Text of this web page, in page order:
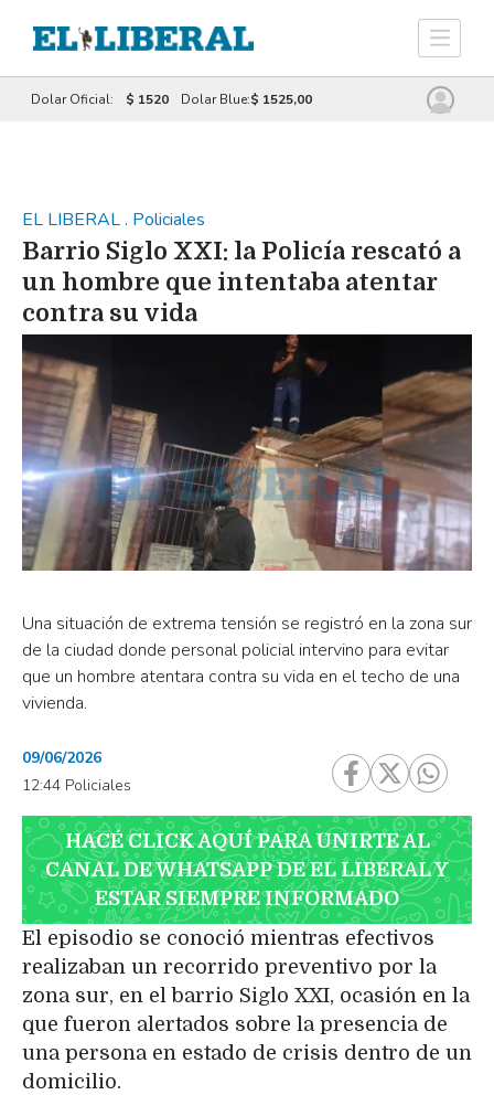
Dolar Oficial: $ 1520 Dolar Blue:$ 1525,00
EL LIBERAL. Policiales
Barrio Siglo XXI: la Policía rescató a
un hombre que intentaba atentar
contra su vida
Una situación de extrema tensión se registró en la zona sur
de la ciudad donde personal policial intervino para evitar
que un hombre atentara contra su vida en el techo de una
vivienda.
09/06/2026
12:44 Policiales
HACÉ CLICK AQUÍ PARA UNIRTE AL
CANAL DE WHATSAPP DE EL LIBERAL Y
ESTAR SIEMPRE INFORMADO
El episodio se conoció mientras efectivos
realizaban un recorrido preventivo por la
zona sur, en el barrio Siglo XXI, ocasión en la
que fueron alertados sobre la presencia de
una persona en estado de crisis dentro de un
domicilio.